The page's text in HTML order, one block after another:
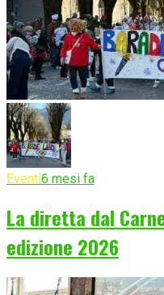
Eventi6 mesi fa
La diretta dal
edizione 2026